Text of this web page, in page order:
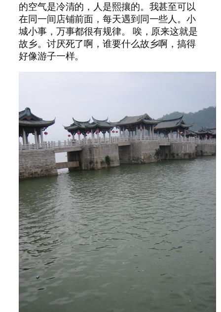
的空气是冷清的，人是熙攘的。我甚至可以
在同一间店铺前面，每天遇到同一些人。小
城小事，万事都很有规律。 唉，原来这就是
故乡。讨厌死了啊，谁要什么故乡啊，搞得
好像游子一样。